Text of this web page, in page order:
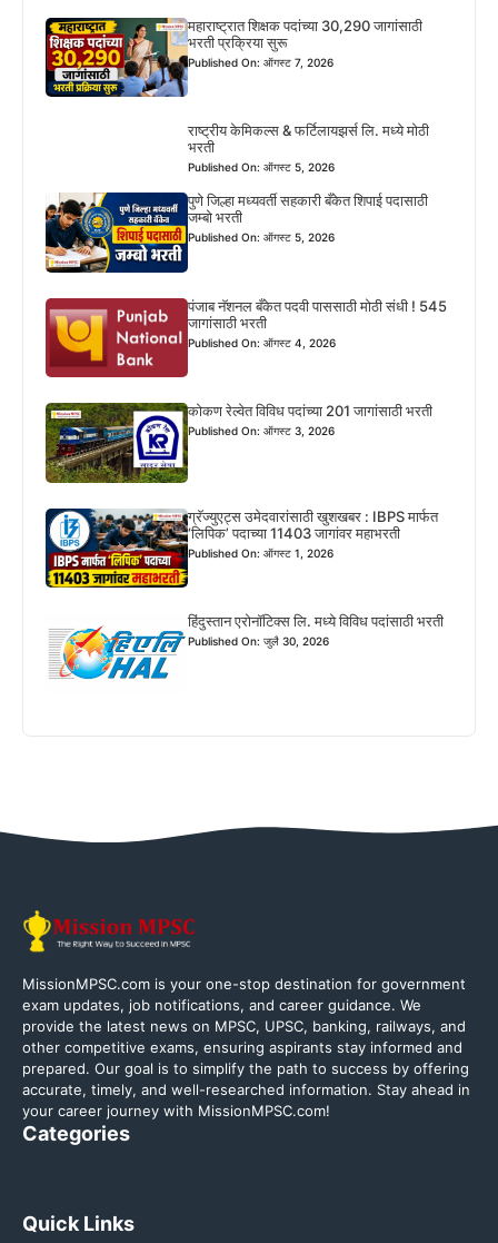
महाराष्ट्रात शिक्षक पदांच्या 30,290 जागांसाठी
भरती प्रक्रिया सुरू
Published On: ऑगस्ट 7, 2026
राष्ट्रीय केमिकल्स & फर्टिलायझर्स लि. मध्ये मोठी
भरती
Published On: ऑगस्ट 5, 2026
पुणे जिल्हा मध्यवर्ती सहकारी बँकेत शिपाई पदासाठी
जम्बो भरती
Published On: ऑगस्ट 5, 2026
पंजाब नॅशनल बँकेत पदवी पाससाठी मोठी संधी ! 545
जागांसाठी भरती
Published On: ऑगस्ट 4, 2026
कोकण रेल्वेत विविध पदांच्या 201 जागांसाठी भरती
Published On: ऑगस्ट 3, 2026
ग्रॅज्युएट्स उमेदवारांसाठी खुशखबर : IBPS मार्फत
‘लिपिक’ पदाच्या 11403 जागांवर महाभरती
Published On: ऑगस्ट 1, 2026
हिंदुस्तान एरोनॉटिक्स लि. मध्ये विविध पदांसाठी भरती
Published On: जुलै 30, 2026
MissionMPSC.com is your one-stop destination for government
exam updates, job notifications, and career guidance. We
provide the latest news on MPSC, UPSC, banking, railways, and
other competitive exams, ensuring aspirants stay informed and
prepared. Our goal is to simplify the path to success by offering
accurate, timely, and well-researched information. Stay ahead in
your career journey with MissionMPSC.com!
Categories
Quick Links